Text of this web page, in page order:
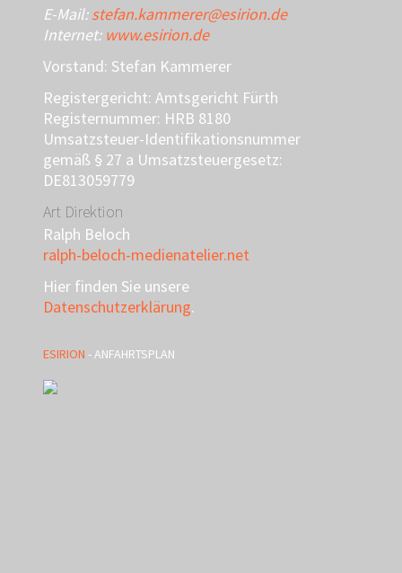
E-Mail:stefan.kammerer@esirion.de
Internet: www.esirion.de
Vorstand: Stefan Kammerer
Registergericht: Amtsgericht Fürth
Registernummer: HRB 8180
Umsatzsteuer-Identifikationsnummer
gemäß § 27 a Umsatzsteuergesetz:
DE813059779
Art Direktion
Ralph Beloch
ralph-beloch-medienatelier.net
Hier finden Sie unsere
Datenschutzerklärung.
ESIRION - ANFAHRTSPLAN